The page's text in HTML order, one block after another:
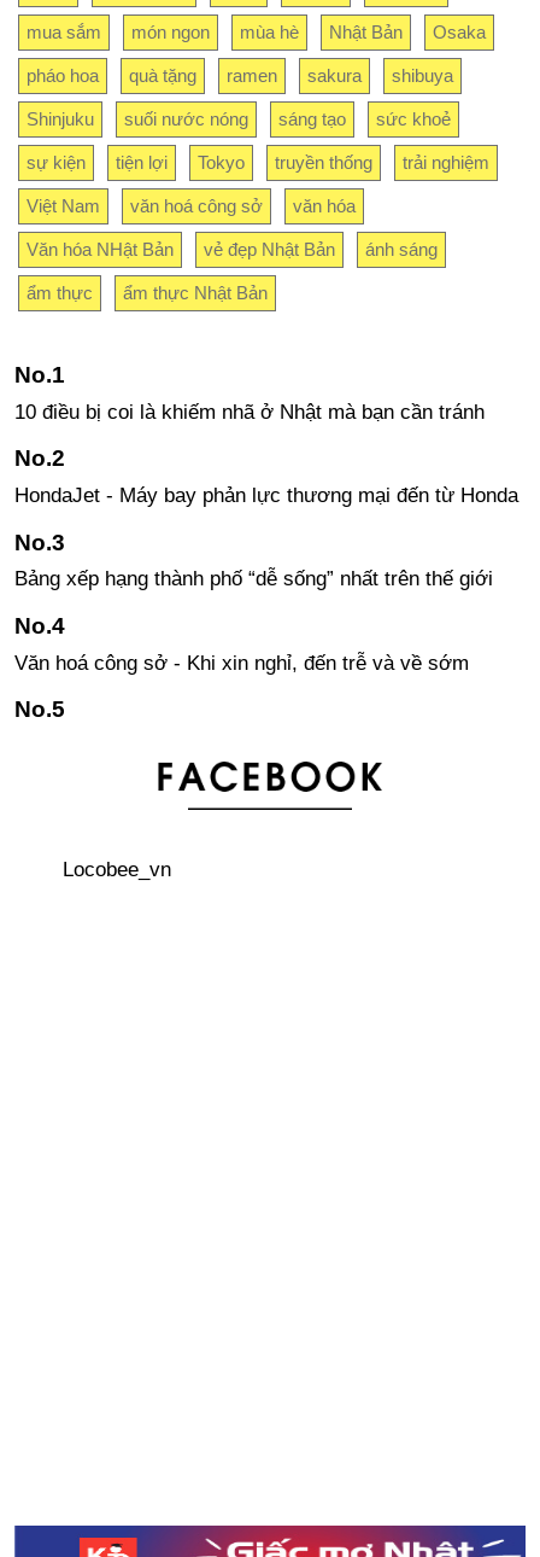
mua sắm món ngon mùa hè Nhật Bản Osaka
pháo hoa quà tặng ramen sakura shibuya
Shinjuku suối nước nóng sáng tạo sức khoẻ
sự kiện tiện lợi Tokyo truyền thống trải nghiệm
Việt Nam văn hoá công sở văn hóa
Văn hóa NHật Bản vẻ đẹp Nhật Bản ánh sáng
ẩm thực ẩm thực Nhật Bản
10 điều bị coi là khiếm nhã ở Nhật mà bạn cần tránh
HondaJet - Máy bay phản lực thương mại đến từ Honda
Bảng xếp hạng thành phố “dễ sống” nhất trên thế giới
Văn hoá công sở - Khi xin nghỉ, đến trễ và về sớm
Locobee_vn